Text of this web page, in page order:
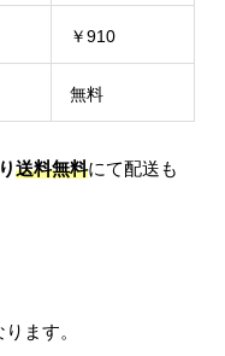
￥910
無料
送料無料にて配送も
ます。